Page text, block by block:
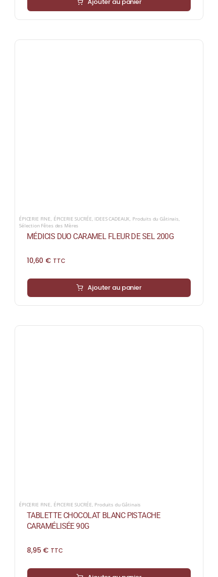
ÉPICERIE FINE ÉPICERIE SUCRÉE IDEES CADEAUX Produits du Gâtinais
Sélection Fêtes des Mères
MÉDICIS DUO CARAMEL FLEUR DE SEL 200G
10,60 € TTC
Ajouter au panier
ÉPICERIE FINE ÉPICERIE SUCRÉE Produits du Gâtinais
TABLETTE CHOCOLAT BLANC PISTACHE
CARAMÉLISÉE 90G
8,95 € TTC